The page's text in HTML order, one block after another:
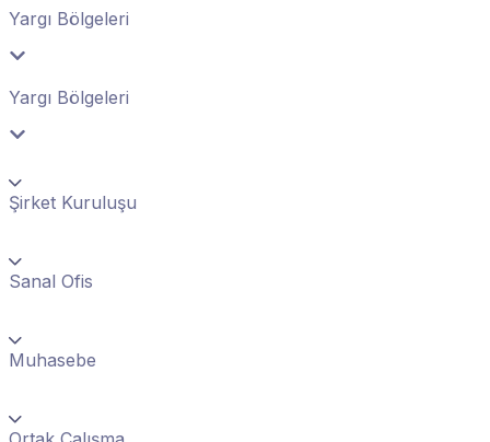
Yargı Bölgeleri
Yargı Bölgeleri
Şirket Kuruluşu
Sanal Ofis
Muhasebe